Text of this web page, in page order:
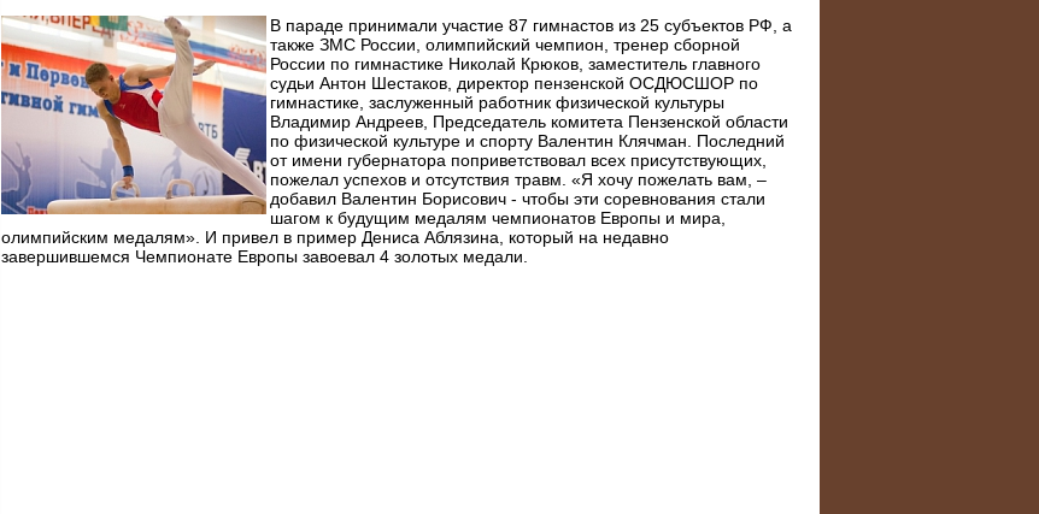
В параде принимали участие 87 гимнастов из 25 субъектов РФ, а
также ЗМС России, олимпийский чемпион, тренер сборной
России по гимнастике Николай Крюков, заместитель главного
судьи Антон Шестаков, директор пензенской ОСДЮСШОР по
гимнастике, заслуженный работник физической культуры
Владимир Андреев, Председатель комитета Пензенской области
по физической культуре и спорту Валентин Клячман. Последний
от имени губернатора поприветствовал всех присутствующих,
пожелал успехов и отсутствия травм. «Я хочу пожелать вам, –
добавил Валентин Борисович - чтобы эти соревнования стали
шагом к будущим медалям чемпионатов Европы и мира,
олимпийским медалям». И привел в пример Дениса Аблязина, который на недавно
завершившемся Чемпионате Европы завоевал 4 золотых медали.